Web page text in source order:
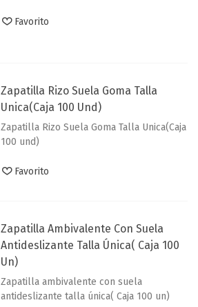
Favorito
Zapatilla Rizo Suela Goma Talla
Unica(Caja 100 Und)
Zapatilla Rizo Suela Goma Talla Unica(Caja
100 und)
Favorito
Zapatilla Ambivalente Con Suela
Antideslizante Talla Única( Caja 100
Un)
Zapatilla ambivalente con suela
antideslizante talla única( Caja 100 un)